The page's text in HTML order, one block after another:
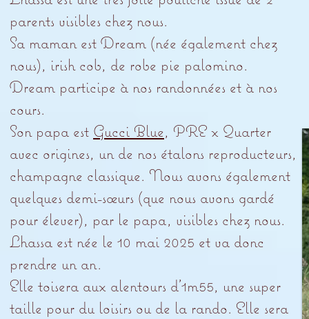
parents visibles chez nous.
Sa maman est Dream (née également chez
nous), irish cob, de robe pie palomino.
Dream participe à nos randonnées et à nos
cours.
Son papa est Gucci Blue, PRE x Quarter
avec origines, un de nos étalons reproducteurs,
champagne classique. Nous avons également
quelques demi-sœurs (que nous avons gardé
pour élever), par le papa, visibles chez nous.
Lhassa est née le 10 mai 2025 et va donc
prendre un an.
Elle toisera aux alentours d’1m55, une super
taille pour du loisirs ou de la rando. Elle sera